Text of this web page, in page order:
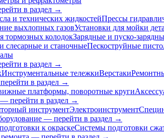
в раздел →
и технических жидкостейПрессы
выхлопных газовУстановки для мойки
тормозных колодокЗарядные и пуско-
слесарные и станочныеПескоструйные
в раздел →
Инструментальные тележкиВерстаки
в раздел →
платформы, поворотные круги
— перейти в раздел →
инструментЭлектроинструмент
— перейти в раздел →
к окраскеСистемы подготовки